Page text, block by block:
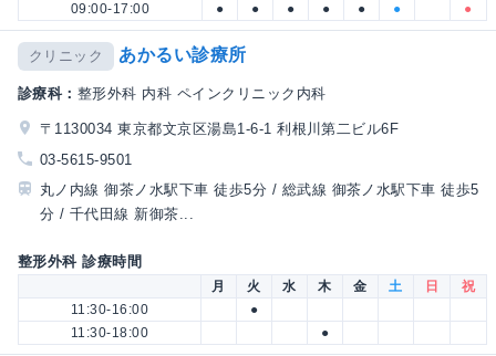
09:00-17:00
● ● ● ● ● ● ●
クリニック あかるい診療所
診療科： 整形外科 内科 ペインクリニック内科
〒1130034 東京都文京区湯島1-6-1 利根川第二ビル6F
03-5615-9501
丸ノ内線 御茶ノ水駅下車 徒歩5分 / 総武線 御茶ノ水駅下車 徒歩5
分 / 千代田線 新御茶...
整形外科 診療時間
月 火 水 木 金 土 日
祝
11:30-16:00
●
11:30-18:00
●